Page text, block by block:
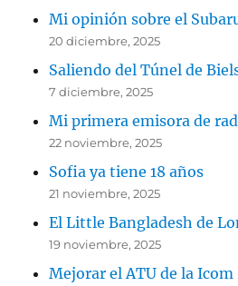
Mi opinión sobre el
20 diciembre, 2025
Saliendo del Túnel de
7 diciembre, 2025
Mi primera emisora de
22 noviembre, 2025
Sofia ya tiene 18 años
21 noviembre, 2025
El Little Bangladesh de
19 noviembre, 2025
Mejorar el ATU de la